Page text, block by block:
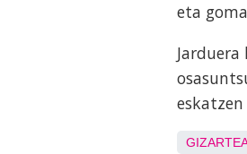
eta
GIZARTEA